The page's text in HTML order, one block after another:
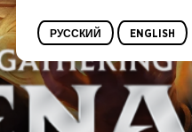
РУССКИЙ ENGLISH